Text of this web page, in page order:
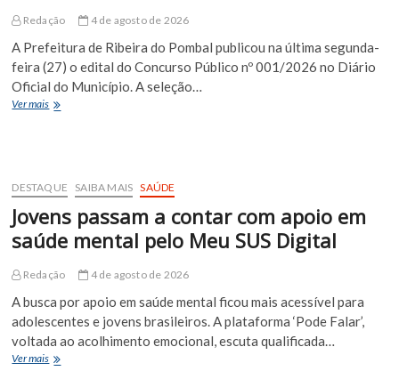
Cunha
Redação 4 de agosto de 2026
A Prefeitura de Ribeira do Pombal publicou na última segunda-
feira (27) o edital do Concurso Público nº 001/2026 no Diário
Oficial do Município. A seleção…
Ver maisRibeira
público
com
oportunidades
em
diversas
DESTAQUE SAIBA MAIS SAÚDE
Jovens passam a contar com apoio em
saúde mental pelo Meu SUS Digital
Redação 4 de agosto de 2026
A busca por apoio em saúde mental ficou mais acessível para
adolescentes e jovens brasileiros. A plataforma ‘Pode Falar’,
voltada ao acolhimento emocional, escuta qualificada…
Ver maisJovens